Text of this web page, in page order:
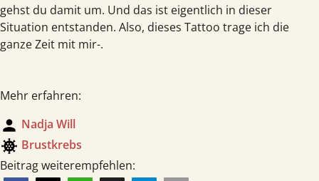
gehst du damit um. Und das ist eigentlich in dieser
Situation entstanden. Also, dieses Tattoo trage ich die
ganze Zeit mit mir-.
Mehr erfahren:
person Nadja Will
coronavirus Brust­krebs
Beitrag weiterempfehlen: